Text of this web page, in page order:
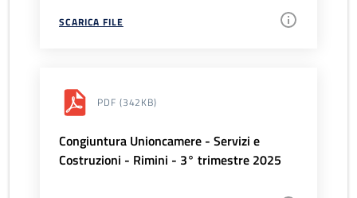
SCARICA FILE
PDF (342KB)
Congiuntura Unioncamere - Servizi e
Costruzioni - Rimini - 3° trimestre 2025